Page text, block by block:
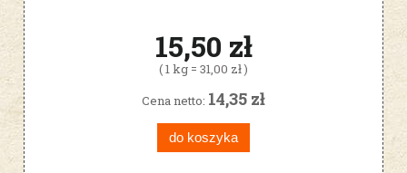
15,50 zł
( 1 kg = 31,00 zł )
Cena netto: 14,35 zł
do koszyka